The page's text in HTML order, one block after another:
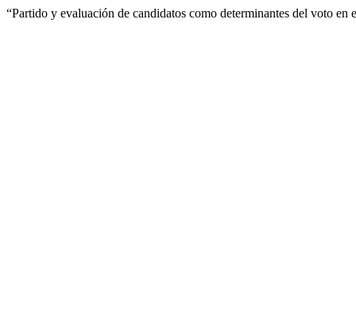
“Partido y evaluación de candidatos como determinantes del voto en